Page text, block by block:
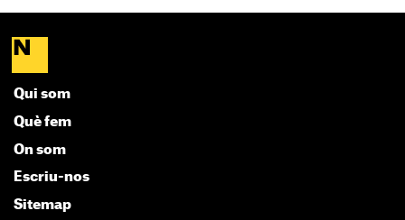
Qui som
Què fem
On som
Escriu-nos
Sitemap